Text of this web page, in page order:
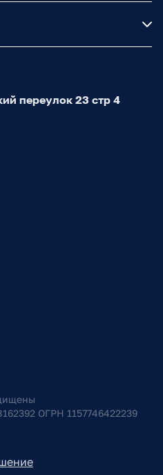
переулок 23 стр 4
ОГРН 1157746422239